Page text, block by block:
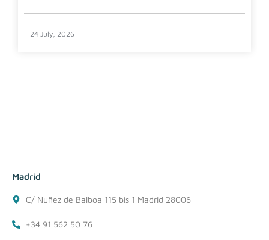
24 July, 2026
Madrid
C/ Nuñez de Balboa 115 bis 1 Madrid 28006
+34 91 562 50 76